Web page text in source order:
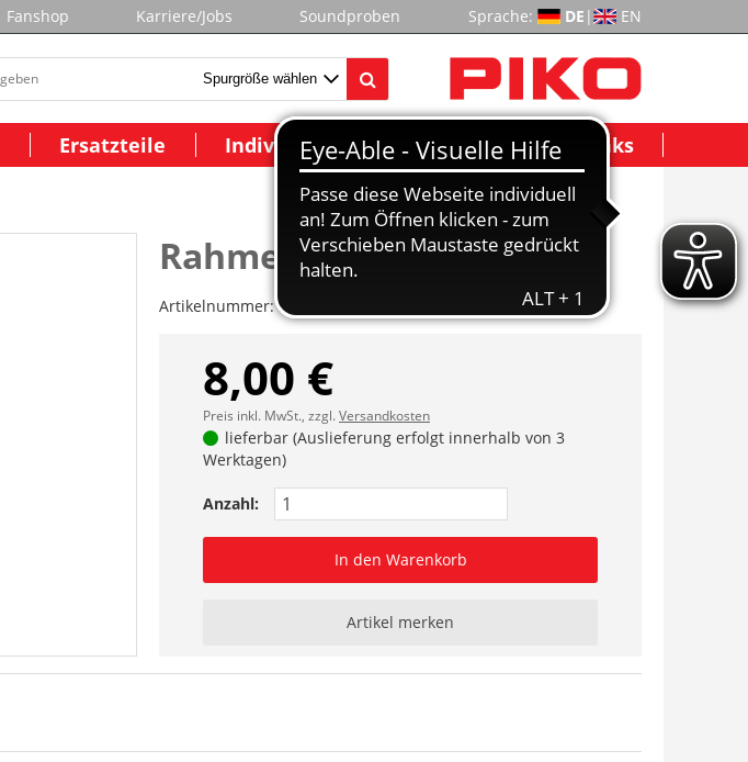
Fanshop Karriere/Jobs Soundproben Sprache: DE | EN
Ersatzteile Individuelle Modelle Wichtige Links
Rahmenvorderteil US-Lok
Artikelnummer:ET38100A-15
8,00 €
Preis inkl. MwSt., zzgl.Versandkosten
lieferbar (Auslieferung erfolgt innerhalb von 3
Werktagen)
Anzahl:
In den Warenkorb
Artikel merken